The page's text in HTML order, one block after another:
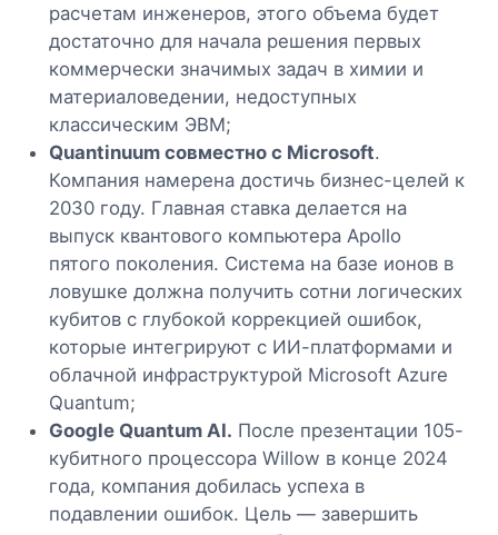
расчетам инженеров, этого объема будет
достаточно для начала решения первых
коммерчески значимых задач в химии и
материаловедении, недоступных
классическим ЭВМ;
Quantinuum совместно с Microsoft.
Компания намерена достичь бизнес-целей к
2030 году. Главная ставка делается на
выпуск квантового компьютера Apollo
пятого поколения. Система на базе ионов в
ловушке должна получить сотни логических
кубитов с глубокой коррекцией ошибок,
которые интегрируют с ИИ-платформами и
облачной инфраструктурой Microsoft Azure
Quantum;
Google Quantum AI. После презентации 105-
кубитного процессора Willow в конце 2024
года, компания добилась успеха в
подавлении ошибок. Цель — завершить